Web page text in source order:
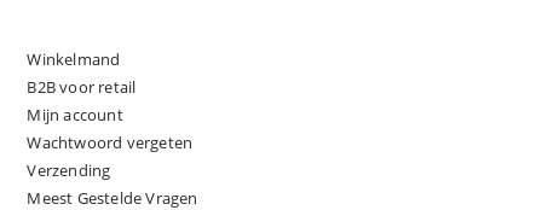
Winkelmand
B2B voor retail
Mijn account
Wachtwoord vergeten
Verzending
Meest Gestelde Vragen